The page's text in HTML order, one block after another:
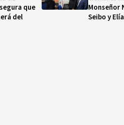
que
del
Monseñor
Seibo y